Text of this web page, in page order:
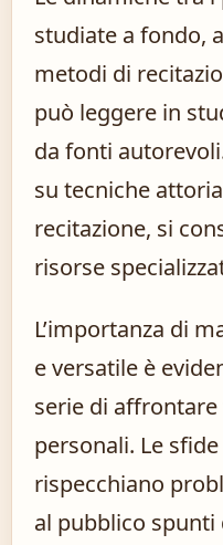
studiate a fondo,
metodi di
può leggere in
da fonti
su tecniche
recitazione, si
risorse
L’importanza di
e versatile è
serie di
personali. Le
rispecchiano
al pubblico